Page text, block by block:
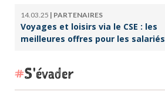
14.03.25 | PARTENAIRES
Voyages et loisirs via le CSE : les
meilleures offres pour les salariés
S'évader